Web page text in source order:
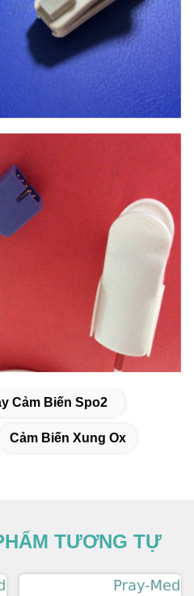
Cảm Biến Spo2
Cảm Biến Xung Ox
TƯƠNG TỰ